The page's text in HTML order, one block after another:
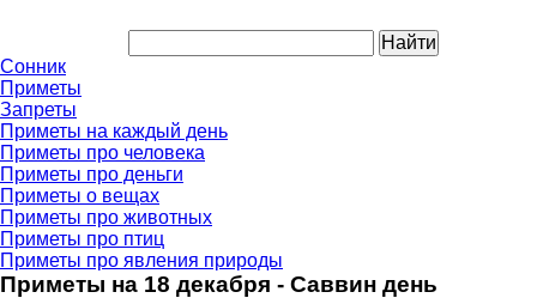
Сонник
Приметы
Запреты
Приметы на каждый день
Приметы про человека
Приметы про деньги
Приметы о вещах
Приметы про животных
Приметы про птиц
Приметы про явления природы
Приметы на 18 декабря - Саввин день